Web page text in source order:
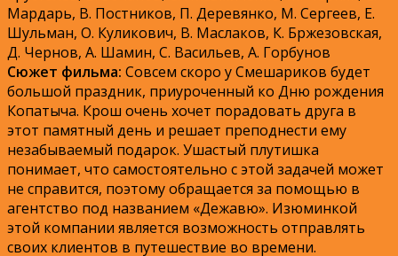
Мардарь, В. Постников, П. Деревянко, М. Сергеев, Е.
Шульман, О. Куликович, В. Маслаков, К. Бржезовская,
Д. Чернов, А. Шамин, С. Васильев, А. Горбунов
Сюжет фильма: Совсем скоро у Смешариков будет
большой праздник, приуроченный ко Дню рождения
Копатыча. Крош очень хочет порадовать друга в
этот памятный день и решает преподнести ему
незабываемый подарок. Ушастый плутишка
понимает, что самостоятельно с этой задачей может
не справится, поэтому обращается за помощью в
агентство под названием «Дежавю». Изюминкой
этой компании является возможность отправлять
своих клиентов в путешествие во времени.